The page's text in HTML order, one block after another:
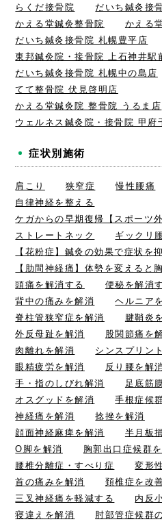
らくだ接骨院
だいち鍼灸接
かえる堂鍼灸整骨院
かえる
だいち鍼灸接骨院 札幌豊平店
東邦鍼灸院・接骨院 上石神井駅
だいち鍼灸接骨院 札幌中の島店
てて整骨院 伏見啓明店
かえる堂鍼灸院 整骨院 うるま店
ウェルネス鍼灸院・接骨院 甲府
症状別施術
肩こり 狭窄症 慢性腰痛
自律神経を整える
ケガからの早期復帰【スポーツ外
ストレートネック
ギックリ
【花粉症】鍼灸の効果で症状を
【肋間神経痛】体勢を変えると
頭痛を解消する
便秘を解消
背中の痛みを解消
ヘルニア
脊柱管狭窄症を解消
腱鞘炎
外反母趾を解消
股関節痛を
肉離れを解消
シンスプリン
眼精疲労を解消
反り腰を解消
手・指のしびれ解消
足底筋
オスグッドを解消
手根症候
神経痛を解消
捻挫を解消
顔面神経麻痺を解消
半月板
O脚を解消
胸郭出口症候群
腰椎分離症・すべり症
変形
首の痛みを解消
頚椎症を改
三叉神経痛を軽減する
内反
寝違えを解消
肘部管症候群